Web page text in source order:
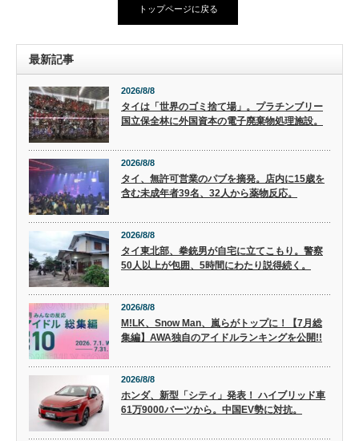
トップページに戻る
最新記事
2026/8/8
タイは「世界のゴミ捨て場」。プラチンブリー
国立保全林に外国資本の電子廃棄物処理施設。
2026/8/8
タイ、無許可営業のパブを摘発。店内に15歳を
含む未成年者39名、32人から薬物反応。
2026/8/8
タイ東北部、拳銃男が自宅に立てこもり。警察
50人以上が包囲、5時間にわたり説得続く。
2026/8/8
M!LK、Snow Man、嵐らがトップに！【7月総
集編】AWA独自のアイドルランキングを公開!!
2026/8/8
ホンダ、新型「シティ」発表！ ハイブリッド車
61万9000バーツから。中国EV勢に対抗。